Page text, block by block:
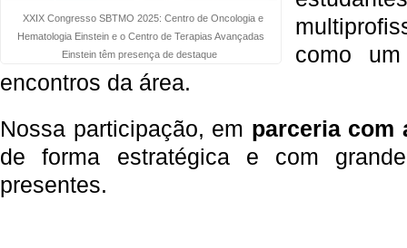
XXIX Congresso SBTMO 2025: Centro de Oncologia e
Hematologia Einstein e o Centro de Terapias Avançadas
Einstein têm presença de destaque
como
encontros da área.
Nossa participação, em parceria com
de forma estratégica e com
presentes.